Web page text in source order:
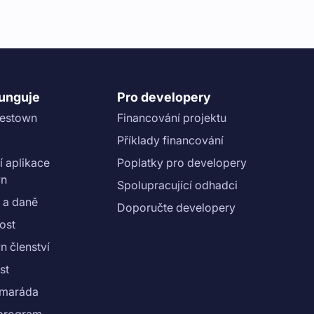
aplikace
daně
členství
Pro developery
Financování projektu
Příklady financování
Poplatky pro developery
Spolupracující odhadci
Doporučte developery